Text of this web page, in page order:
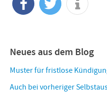
Neues aus dem Blog
Muster für fristlose
Auch bei vorheriger